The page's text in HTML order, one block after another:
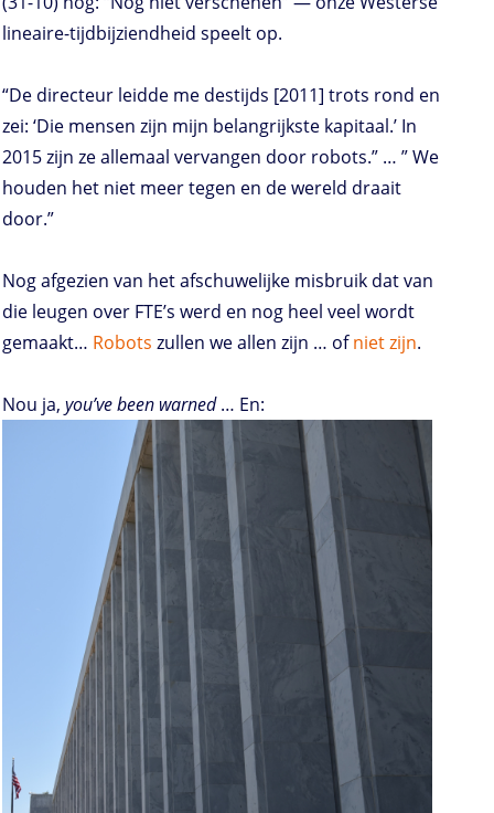
lineaire-tijdbijziendheid speelt op.
“De directeur leidde me destijds [2011] trots rond en
zei: ‘Die mensen zijn mijn belangrijkste kapitaal.’ In
2015 zijn ze allemaal vervangen door robots.” … ” We
houden het niet meer tegen en de wereld draait
door.”
Nog afgezien van het afschuwelijke misbruik dat van
die leugen over FTE’s werd en nog heel veel wordt
gemaakt… Robots zullen we allen zijn … ofniet zijn.
Nou ja, you’ve been warned… En: